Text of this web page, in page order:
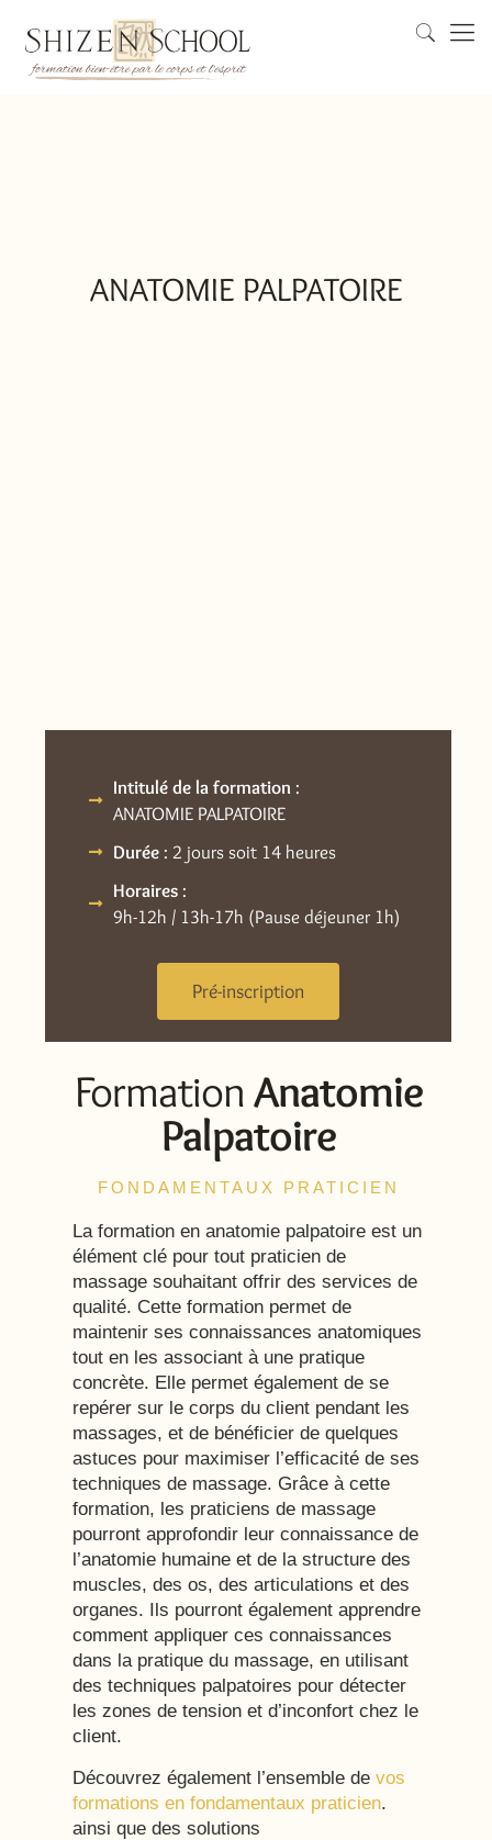
ANATOMIE PALPATOIRE
Intitulé de la formation :
ANATOMIE PALPATOIRE
Durée : 2 jours soit 14 heures
Horaires :
9h-12h / 13h-17h (Pause déjeuner 1h)
Pré-inscription
FormationAnatomie
Palpatoire
FONDAMENTAUX PRATICIEN
La formation en anatomie palpatoire est un
élément clé pour tout praticien de
massage souhaitant offrir des services de
qualité. Cette formation permet de
maintenir ses connaissances anatomiques
tout en les associant à une pratique
concrète. Elle permet également de se
repérer sur le corps du client pendant les
massages, et de bénéficier de quelques
astuces pour maximiser l’efficacité de ses
techniques de massage. Grâce à cette
formation, les praticiens de massage
pourront approfondir leur connaissance de
l’anatomie humaine et de la structure des
muscles, des os, des articulations et des
organes. Ils pourront également apprendre
comment appliquer ces connaissances
dans la pratique du massage, en utilisant
des techniques palpatoires pour détecter
les zones de tension et d’inconfort chez le
client.
Découvrez également l’ensemble de vos
formations en fondamentaux praticien.
ainsi que des solutions